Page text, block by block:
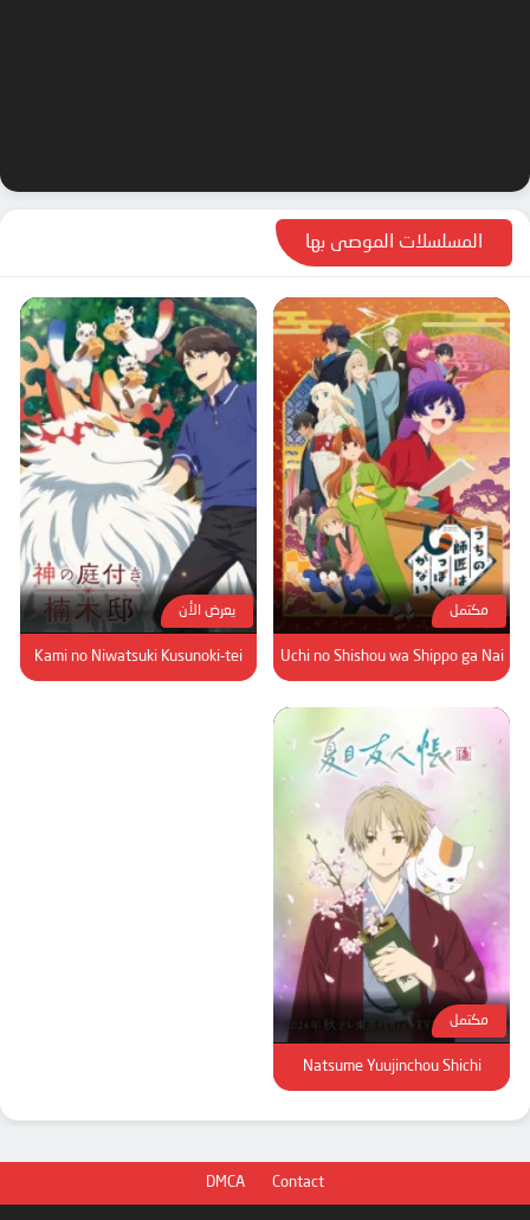
المسلسلات الموصى بها
مكتمل
Uchi no Shishou wa Shippo ga Nai
يعرض الأن
Kami no Niwatsuki Kusunoki-tei
مكتمل
Natsume Yuujinchou Shichi
DMCA Contact